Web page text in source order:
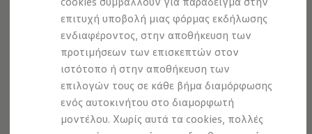
επιτυχή υποβολή μιας φόρμας εκδήλωσης
ενδιαφέροντος, στην αποθήκευση των
προτιμήσεων των επισκεπτών στον
ιστότοπο ή στην αποθήκευση των
επιλογών τους σε κάθε βήμα διαμόρφωσης
ενός αυτοκινήτου στο διαμορφωτή
μοντέλου. Χωρίς αυτά τα cookies, πολλές
ID. Charger
Ενημέρωση ID.
Πλατφόρμα MEB
Μύθοι & Αλήθειες για την ηλεκτροκίνηση
Πού μπορώ να φορτίσω;
Πόσο μακριά μπορώ να φτάσω;
Πώς μπορώ να πληρώσω;
Πώς μπορώ να φορτίσω;
Η αντλία θερμότητας στα ID.
Η λειτουργία ανάκτησης ενέργειας κατά την
Νομική Σημείωση Προστασία Δεδομένων
Imprint
Πολιτική cookies
Άδειες Χρήσης Τρίτων
Πληροφορίες Ασφαλείας Προϊόντων
Volkswagen AG (Στοιχεία έκδοσης και νομικά κείμενα)
Δήλωση Προσβασιμότητας
Πληροφορίες για την Προσβασιμότητα
EU Data Act
Ανάκληση Ψηφιακών υπηρεσιών